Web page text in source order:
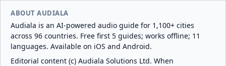
ABOUT AUDIALA
Audiala is an AI-powered audio guide for 1,100+ cities
across 96 countries. Free first 5 guides; works offline; 11
languages. Available on iOS and Android.
Editorial content (c) Audiala Solutions Ltd. When